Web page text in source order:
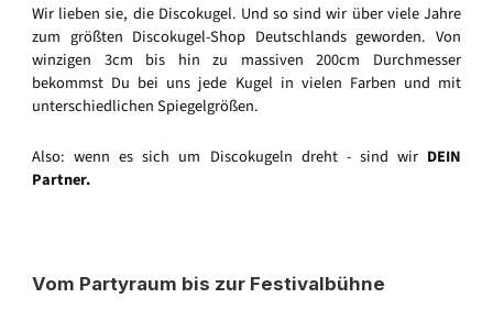
Wir lieben sie, die Discokugel. Und so sind wir über viele Jahre
zum größten Discokugel-Shop Deutschlands geworden. Von
winzigen 3cm bis hin zu massiven 200cm Durchmesser
bekommst Du bei uns jede Kugel in vielen Farben und mit
unterschiedlichen Spiegelgrößen.
Also: wenn es sich um Discokugeln dreht - sind wir DEIN
Partner.
Vom Partyraum bis zur Festivalbühne